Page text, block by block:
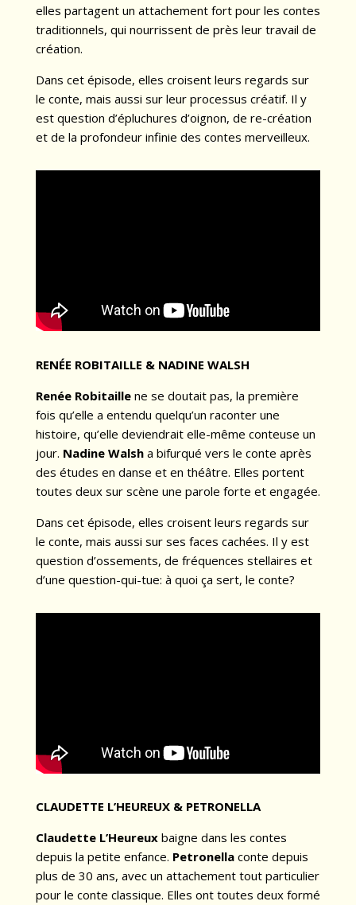
elles partagent un attachement fort pour les contes
traditionnels, qui nourrissent de près leur travail de
création.
Dans cet épisode, elles croisent leurs regards sur
le conte, mais aussi sur leur processus créatif. Il y
est question d’épluchures d’oignon, de re-création
et de la profondeur infinie des contes merveilleux.
RENÉE ROBITAILLE & NADINE WALSH
Renée Robitaillene se doutait pas, la première
fois qu’elle a entendu quelqu’un raconter une
histoire, qu’elle deviendrait elle-même conteuse un
jour. Nadine Walsha bifurqué vers le conte après
des études en danse et en théâtre. Elles portent
toutes deux sur scène une parole forte et engagée.
Dans cet épisode, elles croisent leurs regards sur
le conte, mais aussi sur ses faces cachées. Il y est
question d’ossements, de fréquences stellaires et
d’une question-qui-tue: à quoi ça sert, le conte?
CLAUDETTE L’HEUREUX & PETRONELLA
Claudette L’Heureuxbaigne dans les contes
depuis la petite enfance. Petronellaconte depuis
plus de 30 ans, avec un attachement tout particulier
pour le conte classique. Elles ont toutes deux formé